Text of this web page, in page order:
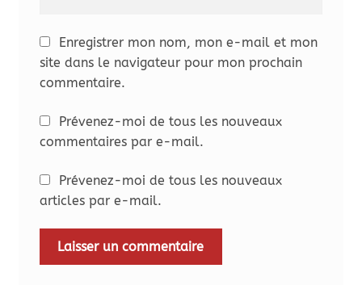
Enregistrer mon nom, mon e-mail et mon
site dans le navigateur pour mon prochain
commentaire.
Prévenez-moi de tous les nouveaux
commentaires par e-mail.
Prévenez-moi de tous les nouveaux
articles par e-mail.